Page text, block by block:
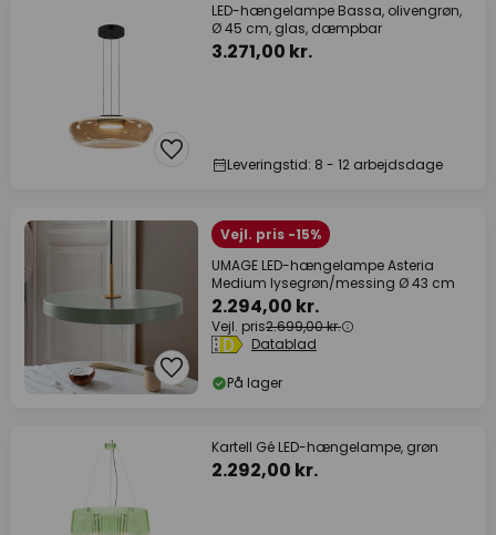
LED-hængelampe Bassa, olivengrøn,
Ø 45 cm, glas, dæmpbar
3.271,00 kr.
Leveringstid: 8 - 12 arbejdsdage
Vejl. pris -15%
UMAGE LED-hængelampe Asteria
Medium lysegrøn/messing Ø 43 cm
2.294,00 kr.
Vejl. pris2.699,00 kr.
Datablad
På lager
Kartell Gé LED-hængelampe, grøn
2.292,00 kr.